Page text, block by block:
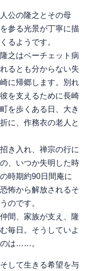
公の隆之とその母
参る光景が丁寧に描
るようです。
之はベーチェット病
るとも分からない失
に帰郷します。別れ
を支えるために長崎
を歩くある日、大き
に、作務衣の老人と
き入れ、禅宗の行に
、いつか失明した時
時期約90日間庵に
怖から解放されるそ
のです。
間、家族が支え、隆
毎日。そうしていよ
のは……。
して生きる希望を与